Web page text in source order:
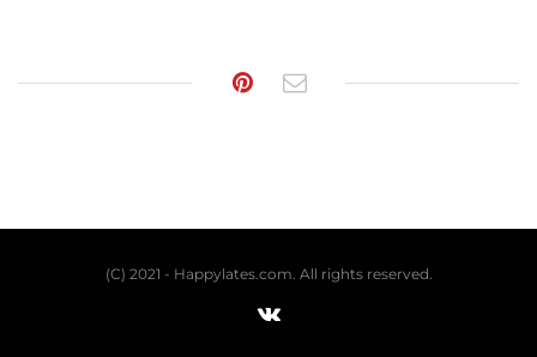
(C) 2021 - Happylates.com. All rights reserved.